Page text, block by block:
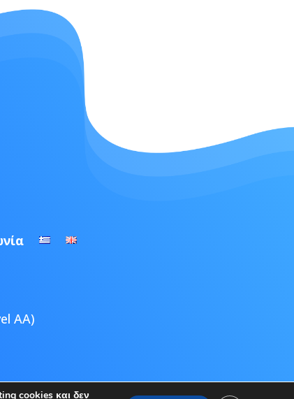
AA)
cookies και δεν